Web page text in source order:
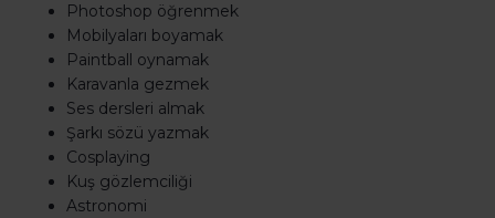
Photoshop öğrenmek
Mobilyaları boyamak
Paintball oynamak
Karavanla gezmek
Ses dersleri almak
Şarkı sözü yazmak
Cosplaying
Kuş gözlemciliği
Astronomi